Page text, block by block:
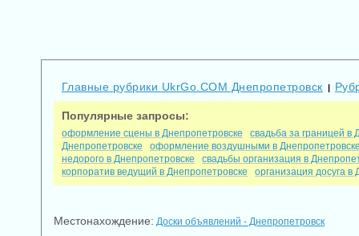
Главные рубрики UkrGo.COM Днепропетровск
Популярные запросы:
оформление сцены в Днепропетровске
свадьба за границей в
Днепропетровске
оформление воздушными в
недорого в Днепропетровске
свадьбы организация в
корпоратив ведущий в Днепропетровске
организация досуга в
Местонахождение: Доски объявлений - Днепропетровск